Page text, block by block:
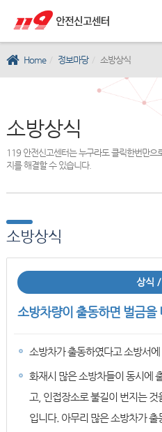
Home 정보마당 소방상식
소방상식
119 안전신고센터는 누구라도 클릭한번만으
지를 해결할 수 있습니다.
소방상식
상식
소방차량이 출동하면 벌금을
소방차가 출동하였다고 소방서
화재시 많은 소방차들이 동시에
고, 인접장소로 불길이 번지는
입니다. 아무리 많은 소방차가